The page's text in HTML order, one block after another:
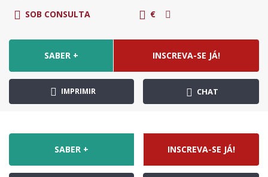
SOB CONSULTA €
SABER + INSCREVA-SE JÁ!
IMPRIMIR CHAT
SABER + INSCREVA-SE JÁ!